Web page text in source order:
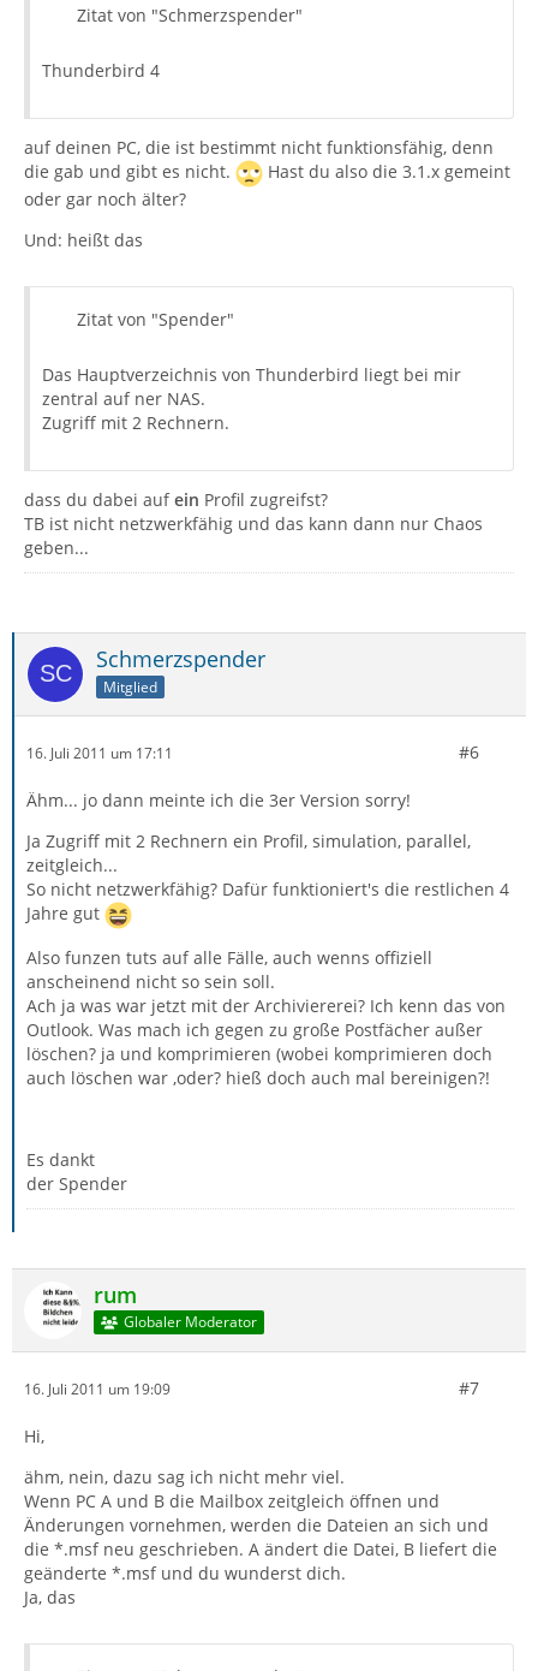
Zitat von "Schmerzspender"
Thunderbird 4
auf deinen PC, die ist bestimmt nicht funktionsfähig, denn
die gab und gibt es nicht.
Hast du also die 3.1.x gemeint
oder gar noch älter?
Und: heißt das
Zitat von "Spender"
Das Hauptverzeichnis von Thunderbird liegt bei mir
zentral auf ner NAS.
Zugriff mit 2 Rechnern.
dass du dabei aufein Profil zugreifst?
TB ist nicht netzwerkfähig und das kann dann nur Chaos
geben...
Schmerzspender
Mitglied
16. Juli 2011 um 17:11 #6
Ähm... jo dann meinte ich die 3er Version sorry!
Ja Zugriff mit 2 Rechnern ein Profil, simulation, parallel,
zeitgleich...
So nicht netzwerkfähig? Dafür funktioniert's die restlichen 4
Jahre gut
Also funzen tuts auf alle Fälle, auch wenns offiziell
anscheinend nicht so sein soll.
Ach ja was war jetzt mit der Archiviererei? Ich kenn das von
Outlook. Was mach ich gegen zu große Postfächer außer
löschen? ja und komprimieren (wobei komprimieren doch
auch löschen war ,oder? hieß doch auch mal bereinigen?!
Es dankt
der Spender
rum
Globaler Moderator
16. Juli 2011 um 19:09 #7
Hi,
ähm, nein, dazu sag ich nicht mehr viel.
Wenn PC A und B die Mailbox zeitgleich öffnen und
Änderungen vornehmen, werden die Dateien an sich und
die *.msf neu geschrieben. A ändert die Datei, B liefert die
geänderte *.msf und du wunderst dich.
Ja, das